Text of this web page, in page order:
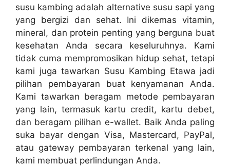
susu kambing adalah alternative susu sapi yang
yang bergizi dan sehat. Ini dikemas vitamin,
mineral, dan protein penting yang berguna buat
kesehatan Anda secara keseluruhnya. Kami
tidak cuma mempromosikan hidup sehat, tetapi
kami juga tawarkan Susu Kambing Etawa jadi
pilihan pembayaran buat kenyamanan Anda.
Kami tawarkan beragam metode pembayaran
yang lain, termasuk kartu credit, kartu debet,
dan beragam pilihan e-wallet. Baik Anda paling
suka bayar dengan Visa, Mastercard, PayPal,
atau gateway pembayaran terkenal yang lain,
kami membuat perlindungan Anda.